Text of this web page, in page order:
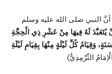
النبي صلى الله عليه وسلم
يُتَعَبَّدَ لَهُ فِيهَا مِنْ عَشْرِ ذِي الْحِجَّةِ
وَقِيَامُ كُلِّ لَيْلَةٍ مِنْهَا بِقِيَامِ لَيْلَةِ